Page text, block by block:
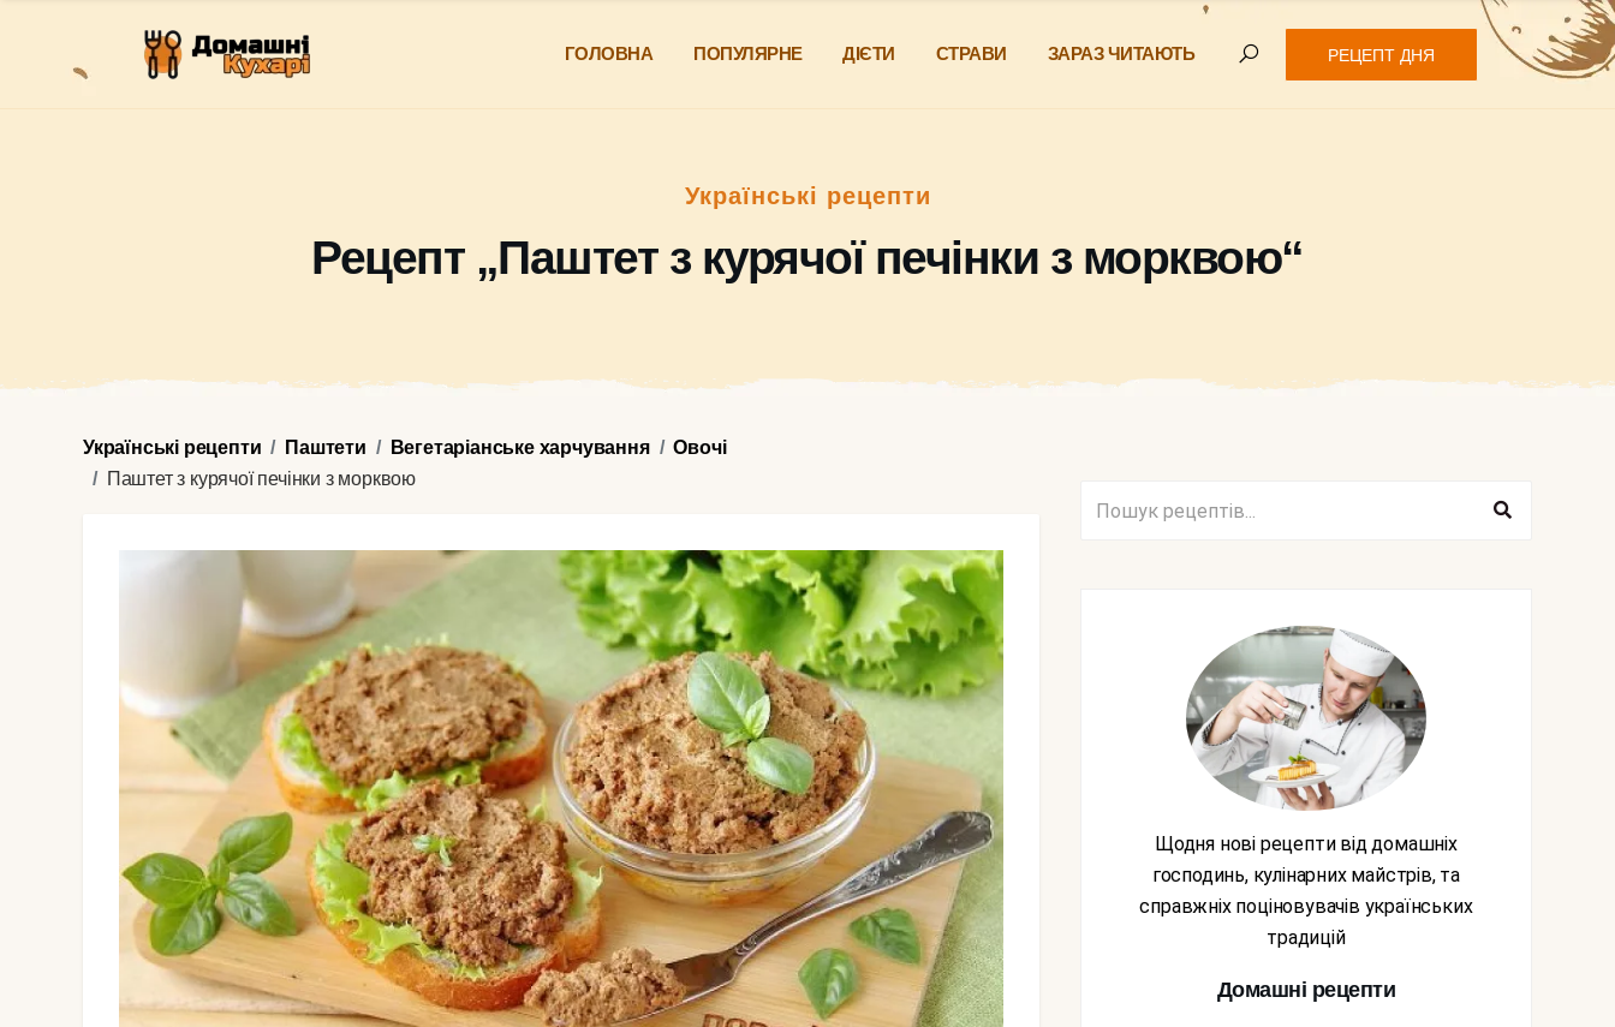
ГОЛОВНА ПОПУЛЯРНЕ ДІЄТИ СТРАВИ ЗАРАЗ ЧИТАЮТЬ РЕЦЕПТ ДНЯ
Українські рецепти
Рецепт „Паштет з курячої печінки з морквою“
Українські рецепти Паштети Вегетаріанське харчування
Овочі
Паштет з курячої печінки з морквою
Щодня нові рецепти від домашніх
господинь, кулінарних майстрів, та
справжніх поціновувачів українських
традицій
Домашні рецепти